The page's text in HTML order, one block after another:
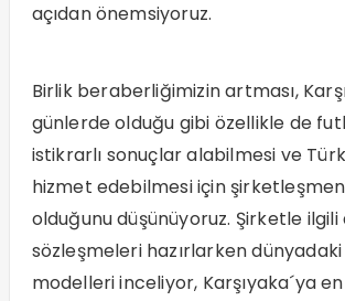
açıdan önemsiyoruz.
Birlik beraberliğimizin artması,
günlerde olduğu gibi özellikle de
istikrarlı sonuçlar alabilmesi ve
hizmet edebilmesi için
olduğunu düşünüyoruz. Şirketle ilgili
sözleşmeleri hazırlarken
modelleri inceliyor, Karşıyaka´ya